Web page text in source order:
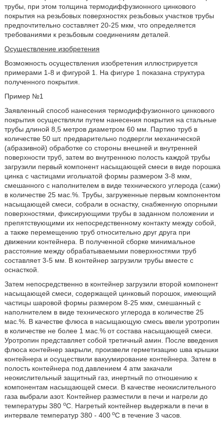
трубы, при этом толщина термодиффузионного цинкового
покрытия на резьбовых поверхностях резьбовых участков трубы
предпочтительно составляет 20-25 мкм, что определяется
требованиями к резьбовым соединениям деталей.
Осуществление изобретения
Возможность осуществления изобретения иллюстрируется
примерами 1-8 и фигурой 1. На фигуре 1 показана структура
полученного покрытия.
Пример №1
Заявленный способ нанесения термодиффузионного цинкового
покрытия осуществляли путем нанесения покрытия на стальные
трубы длиной 8,5 метров диаметром 60 мм. Партию труб в
количестве 50 шт. предварительно подвергли механической
(абразивной) обработке со стороны внешней и внутренней
поверхности труб, затем во внутреннюю полость каждой трубы
загрузили первый компонент насыщающей смеси в виде порошка
цинка с частицами игольчатой формы размером 3-8 мкм,
смешанного с наполнителем в виде технического углерода (сажи)
в количестве 25 мас.%. Трубы, загруженные первым компонентом
насыщающей смеси, собрали в оснастку, снабженную опорными
поверхностями, фиксирующими трубы в заданном положении и
препятствующими их непосредственному контакту между собой,
а также перемещению труб относительно друг друга при
движении контейнера. В полученной сборке минимальное
расстояние между обрабатываемыми поверхностями труб
составляет 3-5 мм. В контейнер загрузили трубы вместе с
оснасткой.
Затем непосредственно в контейнер загрузили второй компонент
насыщающей смеси, содержащей цинковый порошок, имеющий
частицы шаровой формы размером 8-25 мкм, смешанный с
наполнителем в виде технического углерода в количестве 25
мас.%. В качестве флюса в насыщающую смесь ввели уротропин
в количестве не более 1 мас.% от состава насыщающей смеси.
Уротропин представляет собой третичный амин. После введения
флюса контейнер закрыли, произвели герметизацию шва крышки
контейнера и осуществили вакуумирование контейнера. Затем в
полость контейнера под давлением 4 атм закачали
неокислительный защитный газ, инертный по отношению к
компонентам насыщающей смеси. В качестве неокислительного
газа выбрали азот. Контейнер разместили в печи и нагрели до
температуры 380 оС. Нагретый контейнер выдержали в печи в
интервале температур 380 - 400оС в течение 3 часов.